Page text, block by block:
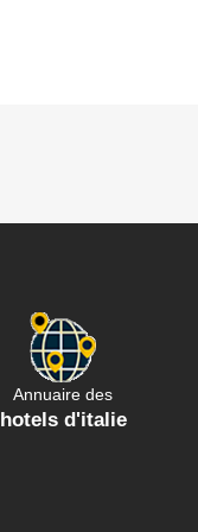
Annuaire des
hotels d'italie